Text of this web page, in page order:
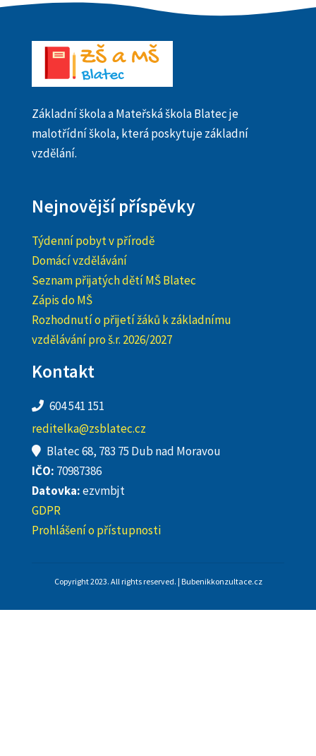
Základní škola a Mateřská škola Blatec je
malotřídní škola, která poskytuje základní
vzdělání.
Nejnovější příspěvky
Týdenní pobyt v přírodě
Domácí vzdělávání
Seznam přijatých dětí MŠ Blatec
Zápis do MŠ
Rozhodnutí o přijetí žáků k základnímu
vzdělávání pro š.r. 2026/2027
Kontakt
604 541 151
reditelka@zsblatec.cz
Blatec 68, 783 75 Dub nad Moravou
IČO: 70987386
Datovka:ezvmbjt
GDPR
Prohlášení o přístupnosti
Copyright 2023. All rights reserved. | Bubenikkonzultace.cz